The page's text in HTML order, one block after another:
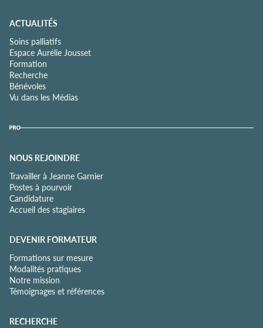
ACTUALITÉS
Soins palliatifs
Espace Aurélie Jousset
Formation
Recherche
Bénévoles
Vu dans les Médias
NOUS REJOINDRE
Travailler à Jeanne Garnier
Postes à pourvoir
Candidature
Accueil des stagiaires
DEVENIR FORMATEUR
Formations sur mesure
Modalités pratiques
Notre mission
Témoignages et références
RECHERCHE